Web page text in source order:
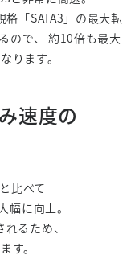
「SATA3」の最大転
ので、 約10倍も最大
ります。
速度の
比べて
幅に向上。
るため、
す。